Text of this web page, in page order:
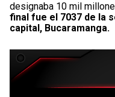
designaba 10 mil
final fue el 7037 de la
capital, Bucaramanga.